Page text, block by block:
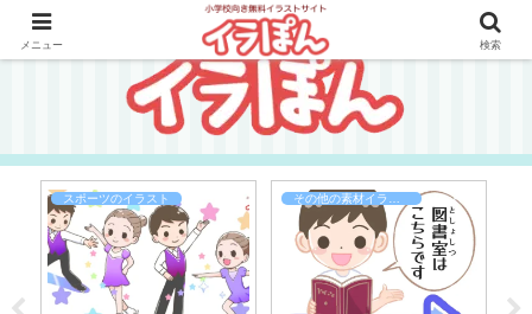
スポーツのイラスト
メニュー 検索